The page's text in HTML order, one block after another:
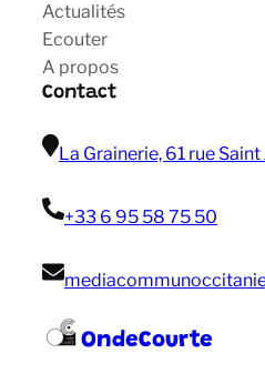
Actualités
Ecouter
A propos
Contact
La Grainerie, 61 rue
+33 6 95 58 75 50
OndeCourte